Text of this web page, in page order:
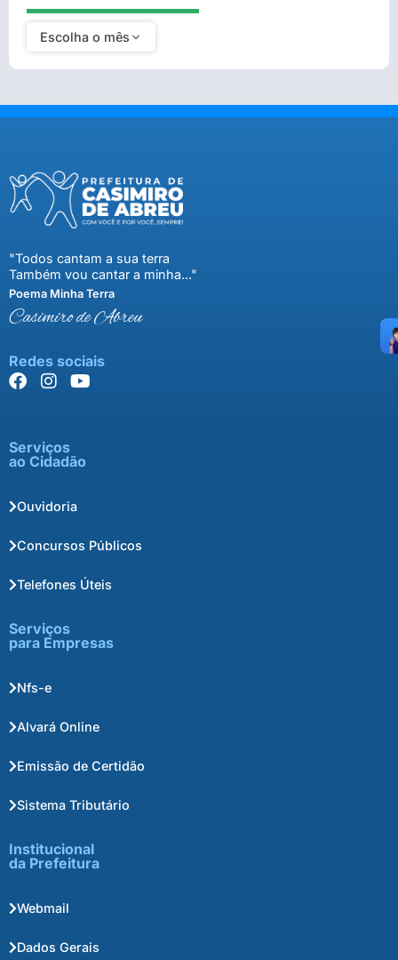
Escolha o mês
"Todos cantam a sua terra
Também vou cantar a minha..."
Poema Minha Terra
Casimiro de Abreu
Redes sociais
Serviços
ao Cidadão
Ouvidoria
Concursos Públicos
Telefones Úteis
Serviços
para Empresas
Nfs-e
Alvará Online
Emissão de Certidão
Sistema Tributário
Institucional
da Prefeitura
Webmail
Dados Gerais